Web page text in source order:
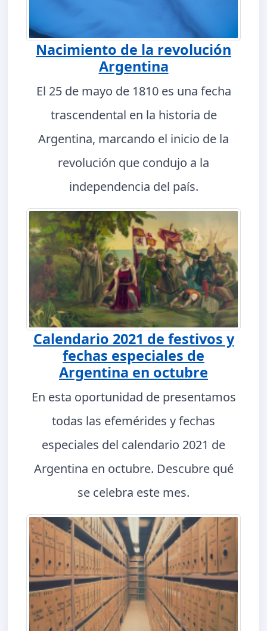
Nacimiento de la revolución
Argentina
El 25 de mayo de 1810 es una fecha
trascendental en la historia de
Argentina, marcando el inicio de la
revolución que condujo a la
independencia del país.
Calendario 2021 de festivos y
fechas especiales de
Argentina en octubre
En esta oportunidad de presentamos
todas las efemérides y fechas
especiales del calendario 2021 de
Argentina en octubre. Descubre qué
se celebra este mes.